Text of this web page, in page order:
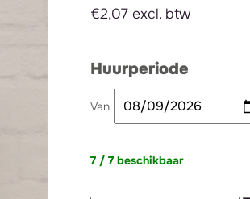
€2,07 excl. btw
Huurperiode
Van
7 / 7 beschikbaar